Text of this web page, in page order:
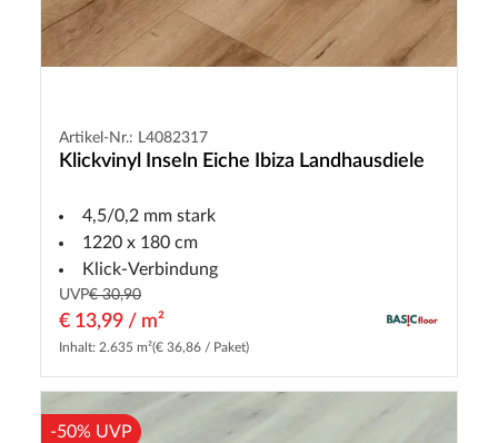
Artikel-Nr.: L4082317
Klickvinyl Inseln Eiche Ibiza Landhausdiele
4,5/0,2 mm stark
1220 x 180 cm
Klick-Verbindung
UVP€ 30,90
€ 13,99 / m²
Inhalt: 2.635 m²(€ 36,86 / Paket)
-50% UVP